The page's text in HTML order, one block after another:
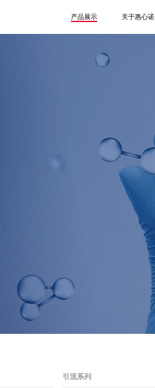
产品展示 关于惠心诺
介入系列
引流系列